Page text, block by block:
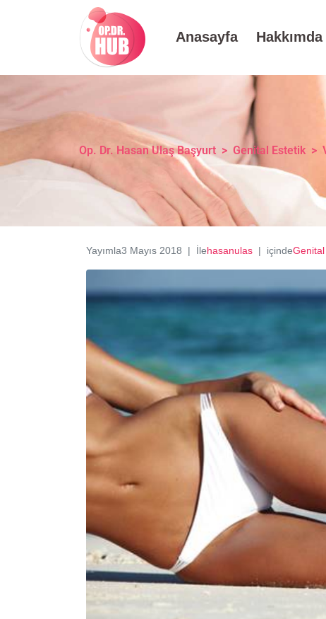
Anasayfa Hakkımda
Op. Dr. Hasan Ulaş Başyurt > Genital Estetik >
Yayımla3 Mayıs 2018 İlehasanulas içinde